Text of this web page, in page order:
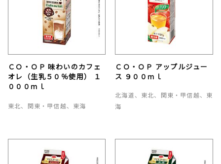
ＣＯ・ＯＰ 味わいのカフェ
オレ（生乳５０％使用） １
０００ｍｌ
東北、関東・甲信越、東海
ＣＯ・ＯＰ アップルジュー
ス ９００ｍｌ
北海道、東北、関東・甲信越、東
海